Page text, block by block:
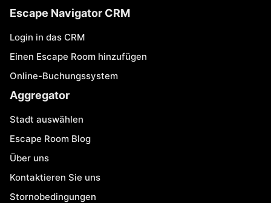
Escape Navigator CRM
Login in das CRM
Einen Escape Room hinzufügen
Online-Buchungssystem
Aggregator
Stadt auswählen
Escape Room Blog
Über uns
Kontaktieren Sie uns
Stornobedingungen